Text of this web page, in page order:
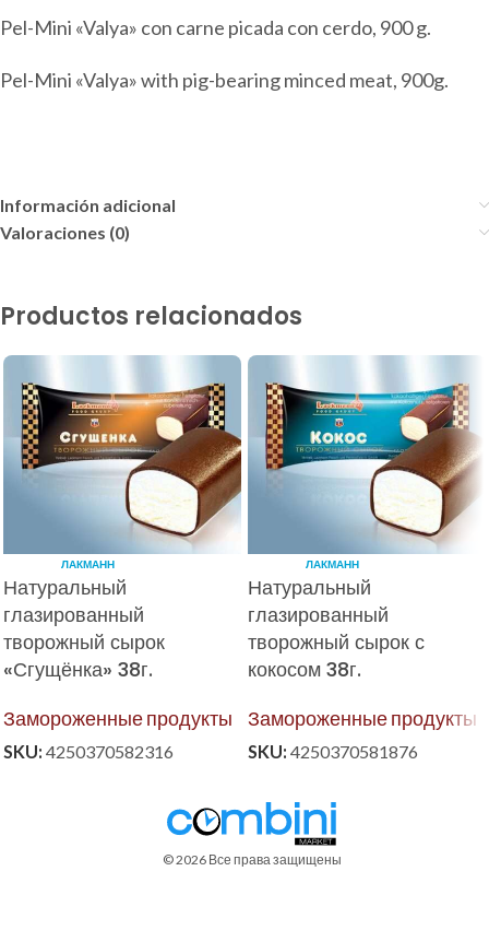
Pel-Mini «Valya» con carne picada con cerdo, 900 g.
Pel-Mini «Valya» with pig-bearing minced meat, 900g.
Información adicional
Valoraciones (0)
Productos relacionados
ЛАКМАНН
Натуральный
глазированный
творожный сырок
«Сгущёнка» 38г.
Замороженные продукты
SKU: 4250370582316
ЛАКМАНН
Натуральный
глазированный
творожный сырок с
кокосом 38г.
Замороженные продукты
SKU: 4250370581876
© 2026 Все права защищены